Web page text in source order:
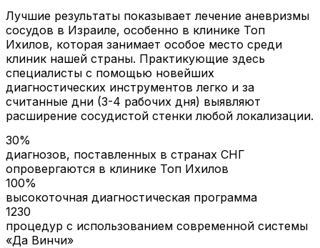
Лучшие результаты показывает лечение аневризмы
сосудов в Израиле, особенно в клинике Топ
Ихилов, которая занимает особое место среди
клиник нашей страны. Практикующие здесь
специалисты с помощью новейших
диагностических инструментов легко и за
считанные дни (3-4 рабочих дня) выявляют
расширение сосудистой стенки любой локализации.
30%
диагнозов, поставленных в странах СНГ
опровергаются в клинике Топ Ихилов
100%
высокоточная диагностическая программа
1230
процедур с использованием современной системы
«Да Винчи»